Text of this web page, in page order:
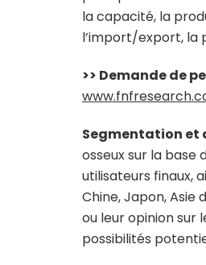
la capacité, la
l’import/export, la
>> Demande de
Segmentation et
osseux sur la
utilisateurs finaux,
Chine, Japon, Asie
ou leur opinion sur
possibilités